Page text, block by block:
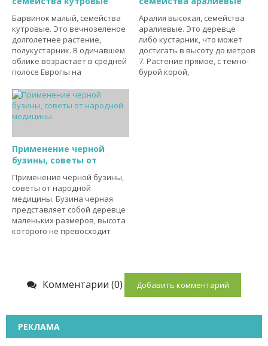
Барвинок малый, семейства
кутровые. Это вечнозеленое
долголетнее растение,
полукустарник. В одичавшем
облике возрастает в средней
полосе Европы на
Аралия высокая, семейства
аралиевые. Это деревце
либо кустарник, что может
достигать в высоту до метров
7. Растение прямое, с темно-
бурой корой,
Применение черной
бузины, советы от
Применение черной бузины,
советы от народной
медицины. Бузина черная
представляет собой деревце
маленьких размеров, высота
которого не превосходит
Комментарии (0) Добавить комментарий
РЕКЛАМА